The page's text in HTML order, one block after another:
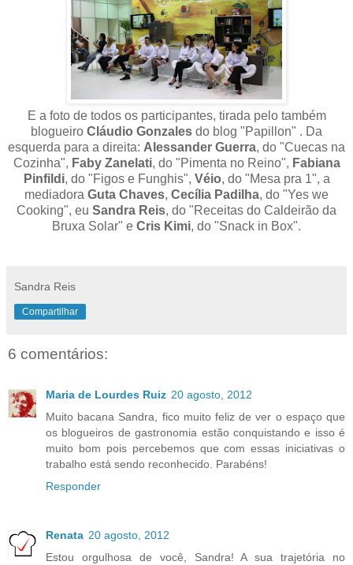
E a foto de todos os participantes, tirada pelo também
blogueiro Cláudio Gonzales do blog "Papillon" . Da
esquerda para a direita: Alessander Guerra, do "Cuecas na
Cozinha", Faby Zanelati, do "Pimenta no Reino", Fabiana
Pinfildi, do "Figos e Funghis", Véio, do "Mesa pra 1", a
mediadora Guta Chaves, Cecília Padilha, do "Yes we
Cooking", eu Sandra Reis, do "Receitas do Caldeirão da
Bruxa Solar" e Cris Kimi, do "Snack in Box".
Sandra Reis
Compartilhar
6 comentários:
Maria de Lourdes Ruiz 20 agosto, 2012
Muito bacana Sandra, fico muito feliz de ver o espaço que
os blogueiros de gastronomia estão conquistando e isso é
muito bom pois percebemos que com essas iniciativas o
trabalho está sendo reconhecido. Parabéns!
Responder
Renata 20 agosto, 2012
Estou orgulhosa de você, Sandra! A sua trajetória no